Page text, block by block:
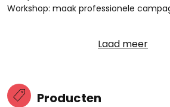
Workshop: maak professionele
Laad meer
Producten